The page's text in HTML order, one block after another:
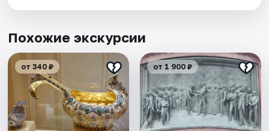
Похожие экскурсии
от 340 ₽ от 1 900 ₽